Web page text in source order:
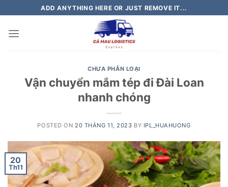
to
content
ADD ANYTHING HERE OR JUST REMOVE IT...
CHƯA PHÂN LOẠI
Vận chuyển mắm tép đi Đài Loan
nhanh chóng
POSTED ON 20 THÁNG 11, 2023 BY IPL_HUAHUONG
20
Th11